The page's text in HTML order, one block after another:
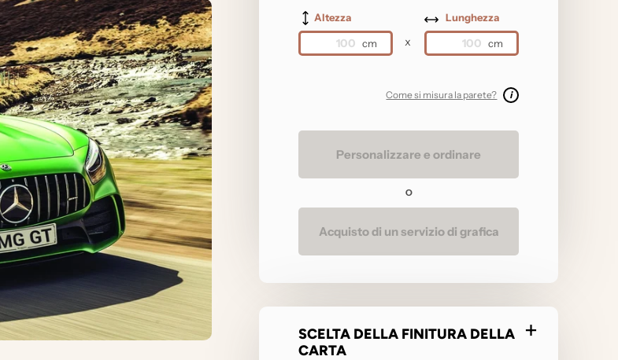
Altezza
x
Lunghezza
Come si misura la parete? i
Personalizzare e ordinare
O
Acquisto di un servizio di grafica
SCELTA DELLA FINITURA DELLA
CARTA